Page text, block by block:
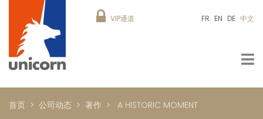
VIP通道 FR EN DE 中文
首页 公司动态 著作 A HISTORIC MOMENT